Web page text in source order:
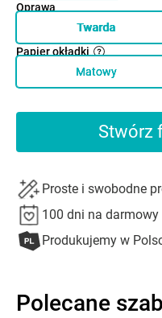
Oprawa
Twarda
Papier okładki
Matowy
Stwórz
Proste i swobodne
100 dni na
Produkujemy w
Polecane